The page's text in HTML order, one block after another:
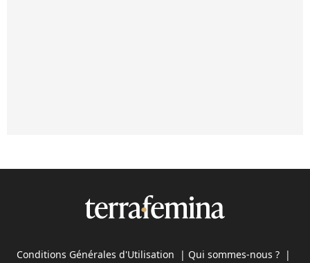
Conditions Générales d'Utilisation | Qui sommes-nous ? |